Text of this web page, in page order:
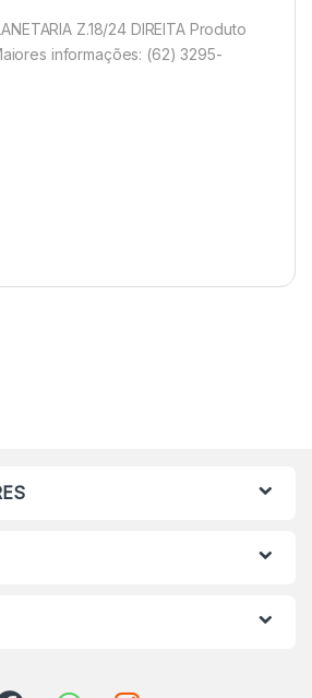
Z.18/24 DIREITA Produto
informações: (62) 3295-